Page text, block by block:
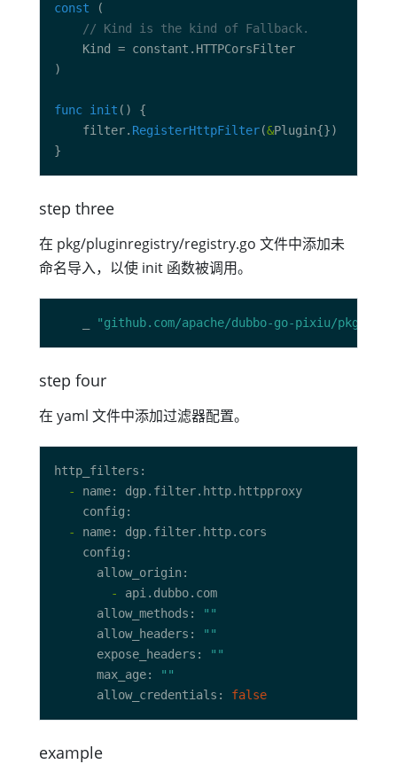
const
// Kind is the kind of Fallback.
func init
	filter.
RegisterHttpFilter(&
step three
在 pkg/pluginregistry/registry.go 文件中添加未
命名导入，以使 init 函数被调用。
"github.com/apache/dubbo-go-pixiu/pkg/
step four
在 yaml 文件中添加过滤器配置。
-
-
-
      allow_methods:
""
      allow_headers:
""
      expose_headers:
""
      max_age:
""
      allow_credentials:
false
example